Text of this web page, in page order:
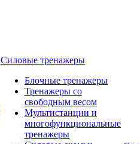
Силовые тренажеры
Блочные тренажеры
Тренажеры со
свободным весом
Мультистанции и
многофункциональные
тренажеры